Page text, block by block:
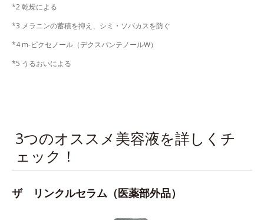
*2 乾燥による
*3 メラニンの蓄積を抑え、シミ・ソバカスを防ぐ
*4 m-ピクセノール（デクスパンテノールW）
*5 うるおいによる
3つのオススメ美容液を詳しくチ
ェック！
ザ リンクルセラム（医薬部外品）